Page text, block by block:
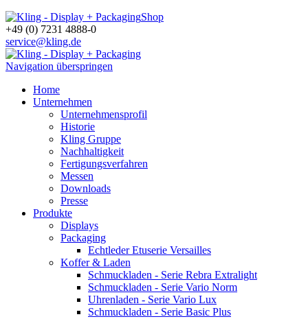
Shop
+49 (0) 7231 4888-0
service@kling.de
Navigation überspringen
Home
Unternehmen
Unternehmensprofil
Historie
Kling Gruppe
Nachhaltigkeit
Fertigungsverfahren
Messen
Downloads
Presse
Produkte
Displays
Packaging
Echtleder Etuserie Versailles
Koffer & Laden
Schmuckladen - Serie Rebra Extralight
Schmuckladen - Serie Vario Norm
Uhrenladen - Serie Vario Lux
Schmuckladen - Serie Basic Plus